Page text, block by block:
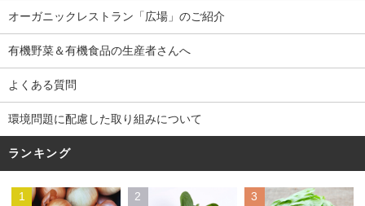
オーガニックレストラン「広場」のご紹介
有機野菜＆有機食品の生産者さんへ
よくある質問
環境問題に配慮した取り組みについて
ランキング
1 2 3